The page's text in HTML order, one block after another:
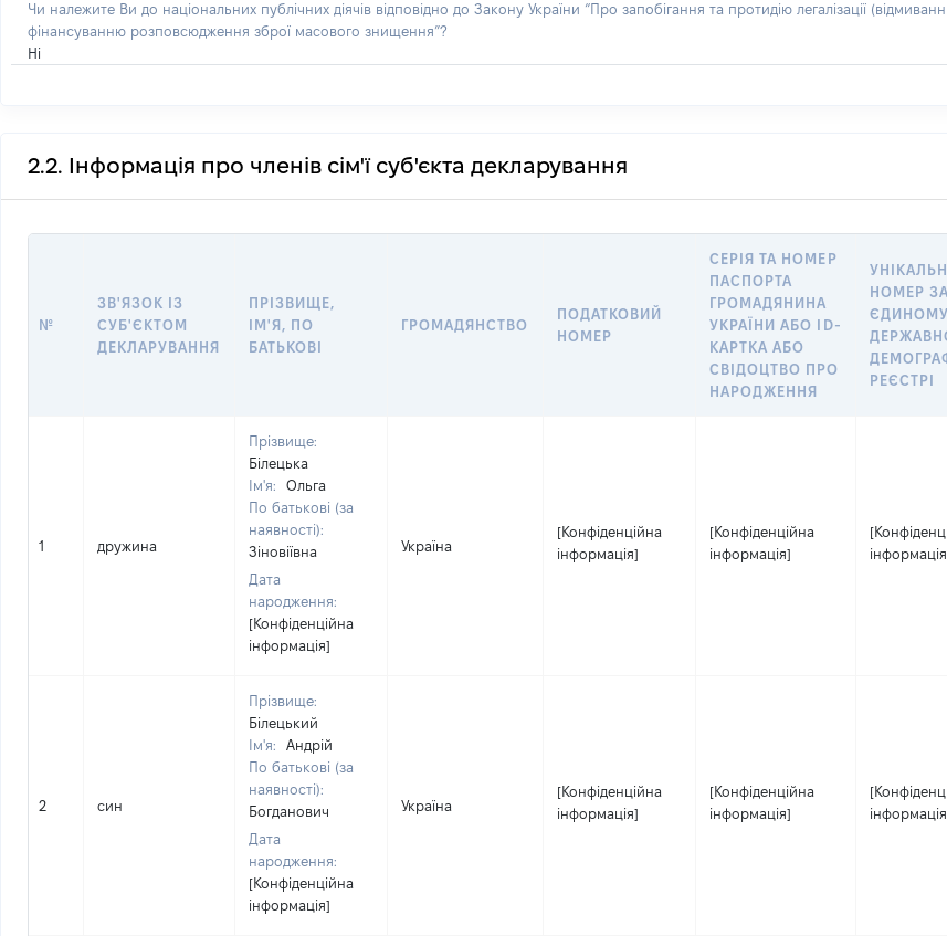
Чи належите Ви до національних публічних діячів відповідно до Закону України “Про запобігання та протидію легалізації
фінансуванню розповсюдження зброї масового знищення”?
Ні
2.2. Інформація про членів сім'ї суб'єкта декларування
№
ЗВ'ЯЗОК ІЗ
СУБ'ЄКТОМ
ДЕКЛАРУВАННЯ
ПРІЗВИЩЕ,
ІМ'Я, ПО
БАТЬКОВІ
ГРОМАДЯНСТВО
ПОДАТКОВИЙ
НОМЕР
СЕРІЯ ТА НОМЕР
ПАСПОРТА
ГРОМАДЯНИНА
УКРАЇНИ АБО ID-
КАРТКА АБО
СВІДОЦТВО ПРО
НАРОДЖЕННЯ
НОМЕР
ЄДИНОМУ
РЕЄСТРІ
1 дружина
Прізвище:
Білецька
Ім'я:
Ольга
По батькові (за
наявності):
Зіновіївна
Дата
народження:
[Конфіденційна
інформація]
Україна
[Конфіденційна
інформація]
[Конфіденційна
інформація]
2 син
Прізвище:
Білецький
Ім'я:
Андрій
По батькові (за
наявності):
Богданович
Дата
народження:
[Конфіденційна
інформація]
Україна
[Конфіденційна
інформація]
[Конфіденційна
інформація]